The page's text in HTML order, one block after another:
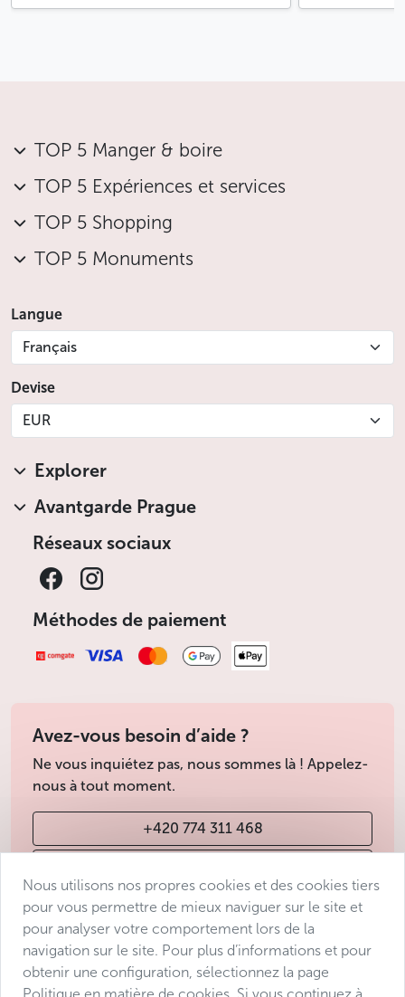
TOP 5 Manger & boire
TOP 5 Expériences et services
TOP 5 Shopping
TOP 5 Monuments
Langue
Français
Devise
EUR
Explorer
Avantgarde Prague
Réseaux sociaux
Méthodes de paiement
Avez-vous besoin d’aide ?
Ne vous inquiétez pas, nous sommes là ! Appelez-
nous à tout moment.
+420 774 311 468
Conditions de vente
Protection des données
Déclaration d’accessibilité
Nous utilisons nos propres cookies et des cookies tiers
pour vous permettre de mieux naviguer sur le site et
pour analyser votre comportement lors de la
navigation sur le site. Pour plus d’informations et pour
obtenir une configuration, sélectionnez la page